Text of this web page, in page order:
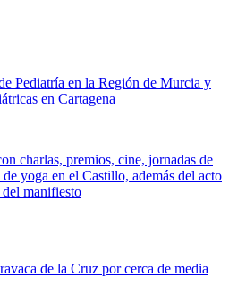
Pediatría en la Región de Murcia y
en Cartagena
charlas, premios, cine, jornadas de
de yoga en el Castillo, además del acto
manifiesto
de la Cruz por cerca de media